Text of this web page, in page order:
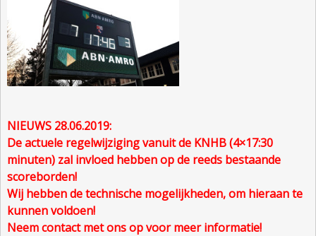
NIEUWS 28.06.2019:
De actuele regelwijziging vanuit de KNHB (4×17:30
minuten) zal invloed hebben op de reeds bestaande
scoreborden!
Wij hebben de technische mogelijkheden, om hieraan te
kunnen voldoen!
Neem contact met ons op voor meer informatie!